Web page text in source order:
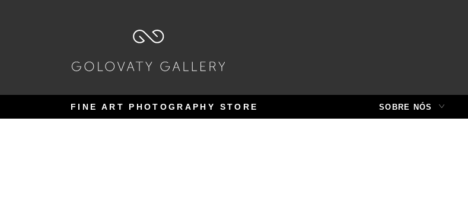
navegação
FINE ART PHOTOGRAPHY STORE SOBRE NÓS